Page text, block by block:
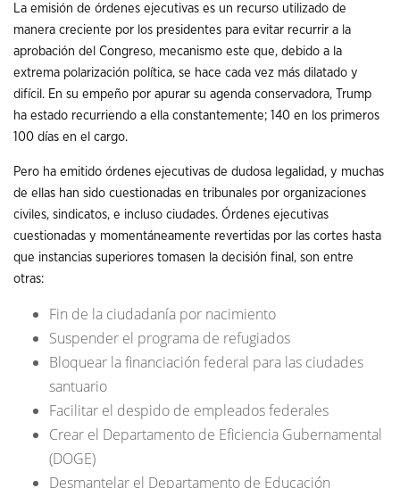
La emisión de órdenes ejecutivas es un recurso utilizado de
manera creciente por los presidentes para evitar recurrir a la
aprobación del Congreso, mecanismo este que, debido a la
extrema polarización política, se hace cada vez más dilatado y
difícil. En su empeño por apurar su agenda conservadora, Trump
ha estado recurriendo a ella constantemente; 140 en los primeros
100 días en el cargo.
Pero ha emitido órdenes ejecutivas de dudosa legalidad, y muchas
de ellas han sido cuestionadas en tribunales por organizaciones
civiles, sindicatos, e incluso ciudades. Órdenes ejecutivas
cuestionadas y momentáneamente revertidas por las cortes hasta
que instancias superiores tomasen la decisión final, son entre
otras:
Fin de la ciudadanía por nacimiento
Suspender el programa de refugiados
Bloquear la financiación federal para las ciudades
santuario
Facilitar el despido de empleados federales
Crear el Departamento de Eficiencia Gubernamental
(DOGE)
Desmantelar el Departamento de Educación